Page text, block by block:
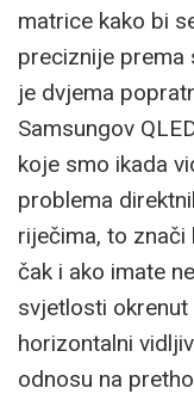
matrice kako bi
preciznije prema
je dvjema
Samsungov
koje smo ikada
problema
riječima, to znači
čak i ako imate
svjetlosti okrenut
horizontalni
odnosu na